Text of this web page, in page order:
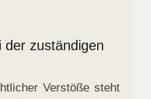
der zuständigen
Verstöße steht